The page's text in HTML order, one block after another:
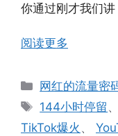
你通过刚才我们讲
阅读更多
分
类
网红的流量密
标
签
144小时停留 、
TikTok爆火 、